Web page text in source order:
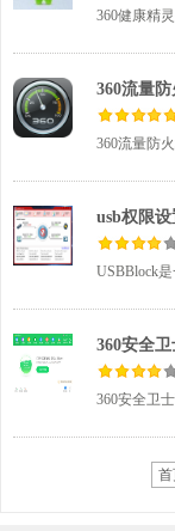
360流量
usb权限
360安全